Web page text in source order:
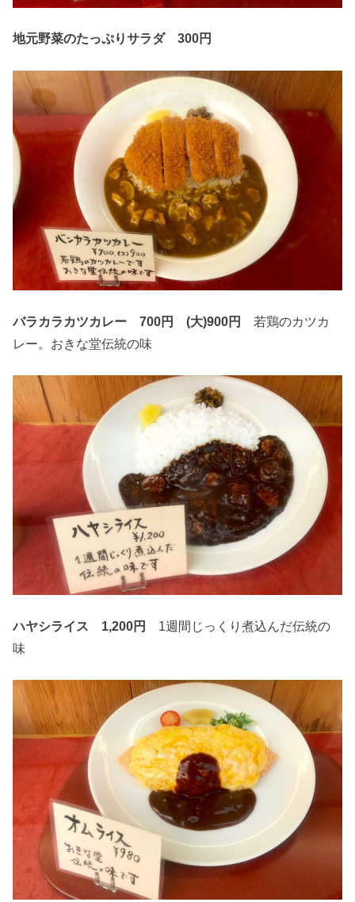
地元野菜のたっぷりサラダ 300円
バラカラカツカレー 700円 (大)900円
若鶏のカツカ
レー。おきな堂伝統の味
ハヤシライス 1,200円
1週間じっくり煮込んだ伝統の
味